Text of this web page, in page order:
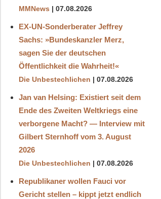
MMNews 07.08.2026
EX-UN-Sonderberater Jeffrey
Sachs: »Bundeskanzler Merz,
sagen Sie der deutschen
Öffentlichkeit die Wahrheit!«
Die Unbestechlichen 07.08.2026
Jan van Helsing: Existiert seit dem
Ende des Zweiten Weltkriegs eine
verborgene Macht? — Interview mit
Gilbert Sternhoff vom 3. August
2026
Die Unbestechlichen 07.08.2026
Republikaner wollen Fauci vor
Gericht stellen – kippt jetzt endlich